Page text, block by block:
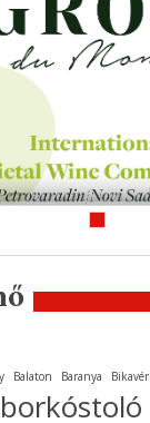
Balaton Baranya Bikavér
borkóstoló